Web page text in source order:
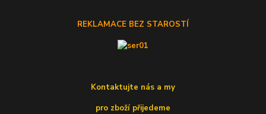
REKLAMACE BEZ STAROSTÍ
Kontaktujte nás a my
pro zboží přijedeme